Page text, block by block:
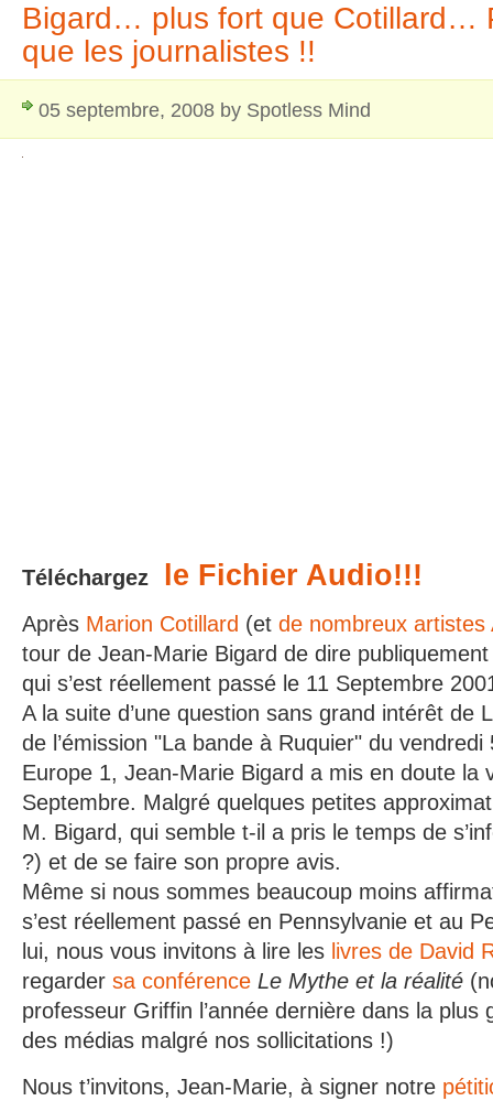
Bigard… plus fort que Cotillard…
que les journalistes !!
05 septembre, 2008 by Spotless Mind
Téléchargez le Fichier Audio!!!
Après Marion Cotillard (et de nombreux artistes
tour de Jean-Marie Bigard de dire publiquement
qui s’est réellement passé le 11 Septembre
A la suite d’une question sans grand intérêt de
de l’émission "La bande à Ruquier" du
Europe 1, Jean-Marie Bigard a mis en doute la
Septembre. Malgré quelques petites
M. Bigard, qui semble t-il a pris le temps de
?) et de se faire son propre avis.
Même si nous sommes beaucoup moins
s’est réellement passé en Pennsylvanie et au
lui, nous vous invitons à lire les livres de David
regarder sa conférence Le Mythe et la réalité
professeur Griffin l’année dernière dans la plus
des médias malgré nos sollicitations !)
Nous t’invitons, Jean-Marie, à signer notre